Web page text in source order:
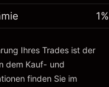
1%
Ihres Trades ist der
dem Kauf- und
finden Sie im